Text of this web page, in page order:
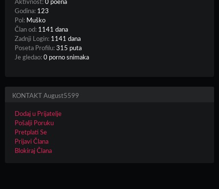
Aktivnost: 0 poena
Godina: 123
Pol: Muško
Član od: 1141 dana
Zadnji Login: 1141 dana
Poseta Profilu: 315 puta
Je gledao: 0 porno snimaka
KONTAKT August5599
Dodaj u Prijatelje
Pošalji Poruku
Pretplati Se
Prijavi Člana
Blokiraj Člana